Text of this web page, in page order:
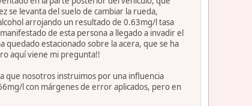
se levanta del suelo de cambiar la rueda,
arrojando un resultado de 0.63mg/l tasa
de esta persona a llegado a invadir el
estacionado sobre la acera, que se ha
aquí viene mi pregunta!!
que nosotros instruimos por una influencia
l con márgenes de error aplicados, pero en